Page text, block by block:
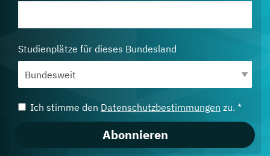
Studienplätze für dieses Bundesland
Ich stimme den Datenschutzbestimmungen zu. *
Abonnieren